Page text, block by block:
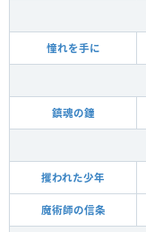
憧れを手に
鎮魂の鐘
攫われた少年
魔術師の信条